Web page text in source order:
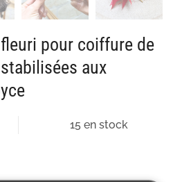
pour coiffure de
aux
15 en stock